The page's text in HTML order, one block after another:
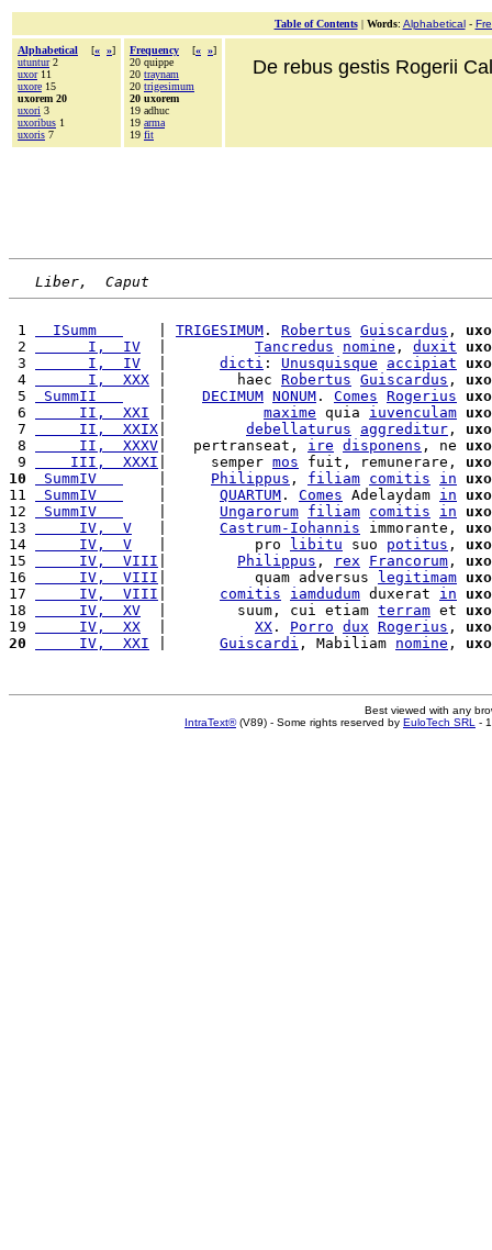
Table of Contents| Words: Alphabetical-
Alphabetical [« »]
utuntur2
uxor11
uxore 15
uxorem 20
uxori 3
uxoribus 1
uxoris 7
Frequency [« »]
20 quippe
20 traynam
20 trigesimum
20 uxorem
19 adhuc
19 arma
19 fit
De rebus gestis Rogerii
Liber,  Caput
1
  ISumm
TRIGESIMUM . Robertus Guiscardus ,
2
      I,  IV
Tancredus nomine , duxit
3
      I,  IV
dicti : Unusquisque accipiat
4
      I,  XXX
|        haec Robertus Guiscardus ,
5
SummII DECIMUM NONUM . Comes Rogerius
6
     II,  XXI
maxime quia iuvenculam
7
     II,  XXIX
debellaturus aggreditur ,
8
     II,  XXXV
|   pertranseat, ire disponens , ne
9
    III,  XXXI
|     semper mos fuit, remunerare,
10
SummIV Philippus , filiam comitis in
11
SummIV QUARTUM . Comes Adelaydam in
12
SummIV Ungarorum filiam comitis in
13
     IV,  V
Castrum-Iohannis immorante,
14
     IV,  V
   |          pro
libitu suo potitus ,
15
     IV,  VIII
Philippus , rex Francorum ,
16
     IV,  VIII
|          quam adversus legitimam
17
     IV,  VIII
comitis iamdudum duxerat in
18
     IV,  XV
  |        suum, cui etiam
terram et
19
     IV,  XX
XX . Porro dux Rogerius ,
20
     IV,  XXI
Guiscardi , Mabiliam nomine ,
Best viewed with any
IntraText®(V89) - Some rights reserved by EuloTech SRL -